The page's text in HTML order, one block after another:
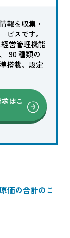
報を収集・
ビスです。
営管理機能
90 種類の
搭載。設定
はこ
価の合計のこ